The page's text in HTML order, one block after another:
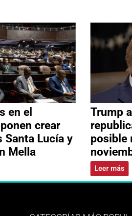
en el
crear
Santa Lucía y
Mella
Trump
posible
Leer más